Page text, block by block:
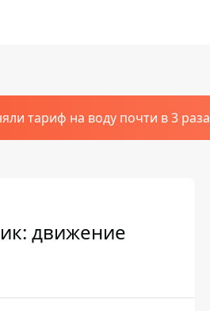
тариф на воду почти в 3 раза
движение